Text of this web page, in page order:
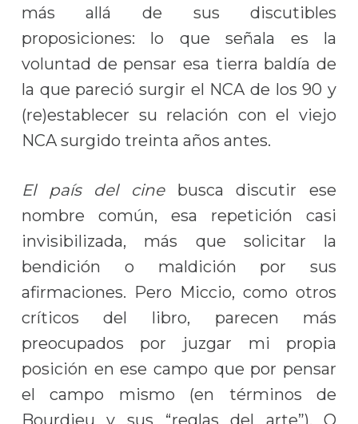
más allá de sus discutibles
proposiciones: lo que señala es la
voluntad de pensar esa tierra baldía de
la que pareció surgir el NCA de los 90 y
(re)establecer su relación con el viejo
NCA surgido treinta años antes.
El país del cinebusca discutir ese
nombre común, esa repetición casi
invisibilizada, más que solicitar la
bendición o maldición por sus
afirmaciones. Pero Miccio, como otros
críticos del libro, parecen más
preocupados por juzgar mi propia
posición en ese campo que por pensar
el campo mismo (en términos de
Bourdieu y sus “reglas del arte”). O